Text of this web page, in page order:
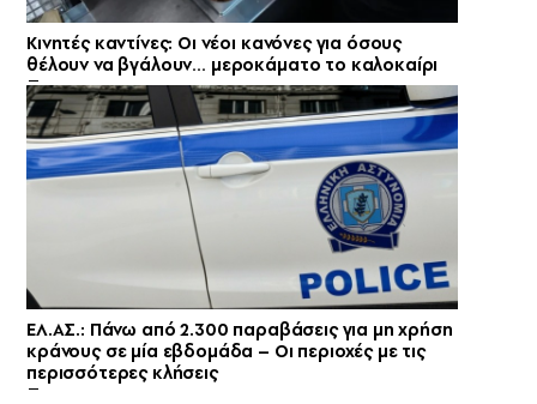
Κινητές καντίνες: Οι νέοι κανόνες για όσους
θέλουν να βγάλουν… μεροκάματο το καλοκαίρι
ΕΛ.ΑΣ.: Πάνω από 2.300 παραβάσεις για μη χρήση
κράνους σε μία εβδομάδα – Οι περιοχές με τις
περισσότερες κλήσεις